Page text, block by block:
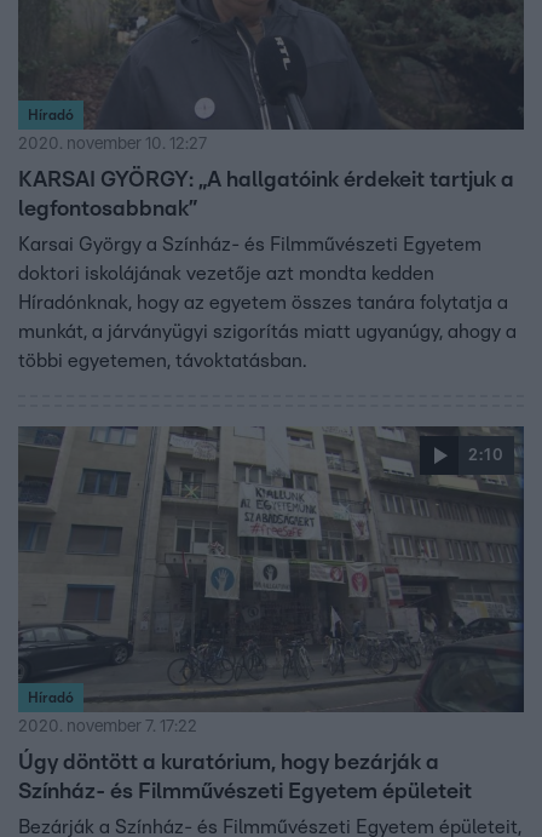
Híradó
2020. november 10. 12:27
KARSAI GYÖRGY: „A hallgatóink érdekeit tartjuk a
legfontosabbnak”
Karsai György a Színház- és Filmművészeti Egyetem
doktori iskolájának vezetője azt mondta kedden
Híradónknak, hogy az egyetem összes tanára folytatja a
munkát, a járványügyi szigorítás miatt ugyanúgy, ahogy a
többi egyetemen, távoktatásban.
2:10
Híradó
2020. november 7. 17:22
Úgy döntött a kuratórium, hogy bezárják a
Színház- és Filmművészeti Egyetem épületeit
Bezárják a Színház- és Filmművészeti Egyetem épületeit,